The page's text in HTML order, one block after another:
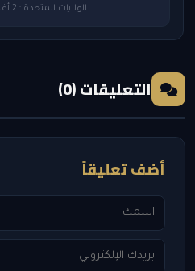
الولايات المتحدة · 2 أغسطس 2026 — 4:50 AM
التعليقات (0)
أضف تعليقاً